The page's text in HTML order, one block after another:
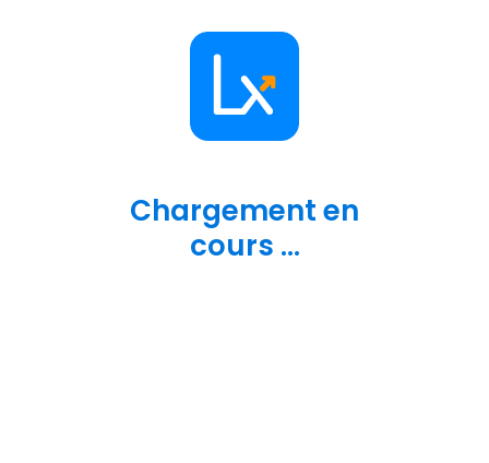
Chargement en
cours ...